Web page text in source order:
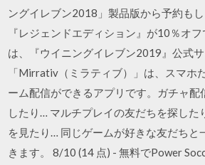
ングイレブン2018」製品版から予約もし
『レジェンドエディション』が10％オ
は、『ウイニングイレブン2019』公式サ
「Mirrativ（ミラティブ）」は、スマホ
ーム配信ができるアプリです。ガチャ配
したり… マルチプレイの友だちを探した
を見たり… 同じゲームが好きな友だちと
きます。 8/10 (14 点) - 無料でPower